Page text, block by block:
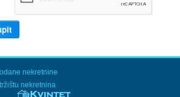
nekretnine
nekretnina